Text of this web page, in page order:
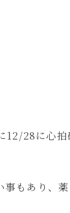
28に心拍
もあり、